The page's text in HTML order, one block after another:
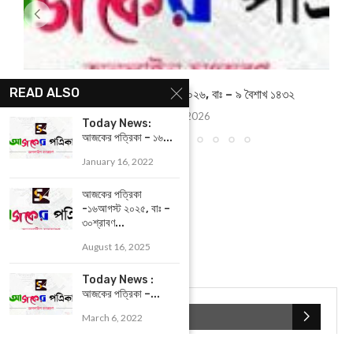
আজকের পত্রিকা -২৩ এপ্রিল ২০২৬, বাঃ – ৯ বৈশাখ ১৪৩২
April 23, 2026
POPULAR CATEGORIES
READ ALSO
Today News:
আজকের পত্রিকা – ১৬...
January 16, 2022
আজকের পত্রিকা
-১৬আগস্ট ২০২৫, বাঃ –
৩০শ্রাবণ...
August 16, 2025
Today News :
আজকের পত্রিকা –...
March 6, 2022